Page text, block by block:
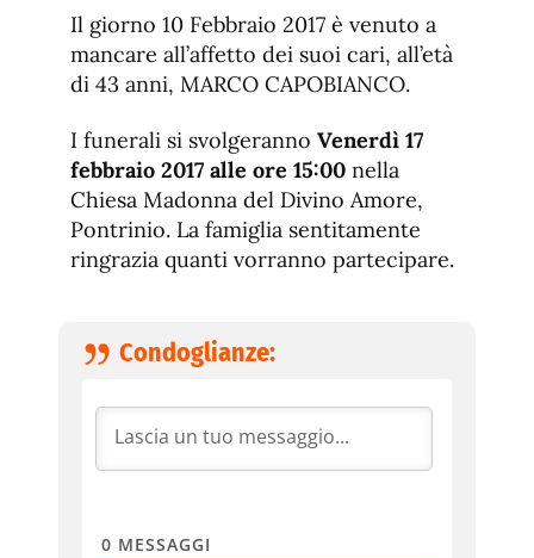
de
fuente
de
fuente.
Il giorno 10 Febbraio 2017 è venuto a
mancare all’affetto dei suoi cari, all’età
di 43 anni, MARCO CAPOBIANCO.
I funerali si svolgeranno Venerdì 17
febbraio 2017 alle ore 15:00 nella
Chiesa Madonna del Divino Amore,
Pontrinio. La famiglia sentitamente
ringrazia quanti vorranno partecipare.
Condoglianze:
0 MESSAGGI